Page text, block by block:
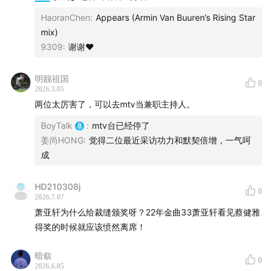
微博 @DanDan面990
小红书 @DanDan面
HaoranChen: Appears (Armin Van Buuren’s Rising Star
mix)
9309: 谢谢❤️
明靓祖国
2026.3.05
0
两位太厉害了，可以去mtv当兼职主持人。
BoyTalk : mtv台已经停了
姜尚HONG: 觉得二位最近采访功力和默契倍增，一气呵
成
HD210308j
2026.7.07
0
萧亚轩为什么给裁缝颁奖呀？22年金曲33萧亚轩看见蔡健雅
得奖的时候就应该愤然离席！
暗叙
2026.6.05
0